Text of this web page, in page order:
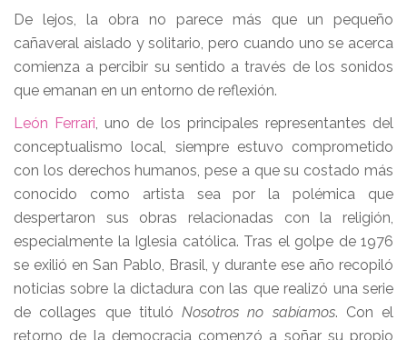
De lejos, la obra no parece más que un pequeño
cañaveral aislado y solitario, pero cuando uno se acerca
comienza a percibir su sentido a través de los sonidos
que emanan en un entorno de reflexión.
León Ferrari, uno de los principales representantes del
conceptualismo local, siempre estuvo comprometido
con los derechos humanos, pese a que su costado más
conocido como artista sea por la polémica que
despertaron sus obras relacionadas con la religión,
especialmente la Iglesia católica. Tras el golpe de 1976
se exilió en San Pablo, Brasil, y durante ese año recopiló
noticias sobre la dictadura con las que realizó una serie
de collages que tituló Nosotros no sabíamos. Con el
retorno de la democracia comenzó a soñar su propio